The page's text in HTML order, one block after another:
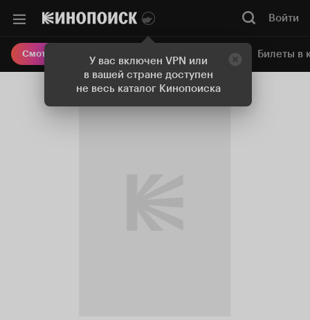
У вас включен VPN или
в вашей стране доступен
не весь каталог Кинопоиска
Войти
Смотреть кино Онлайн-кинотеатр Билеты в